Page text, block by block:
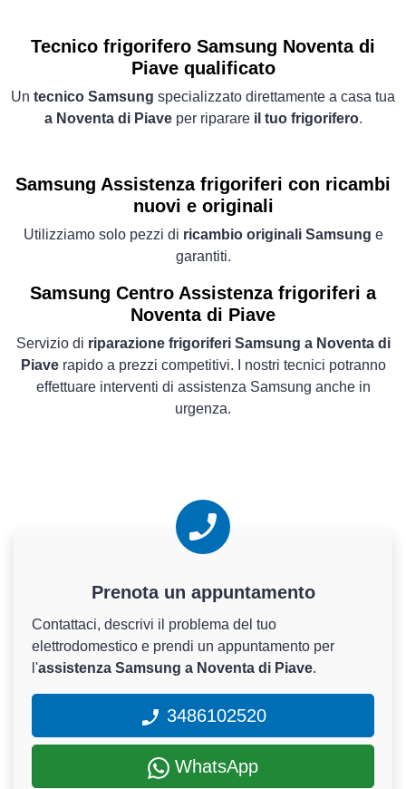
Tecnico frigorifero Samsung Noventa di
Piave qualificato
Un tecnico Samsung specializzato direttamente a casa tua
a Noventa di Piaveper riparare il tuo frigorifero.
Samsung Assistenza frigoriferi con ricambi
nuovi e originali
Utilizziamo solo pezzi di ricambio originali Samsung e
garantiti.
Samsung Centro Assistenza frigoriferi a
Noventa di Piave
Servizio di riparazione frigoriferi Samsung a Noventa di
Piaverapido a prezzi competitivi. I nostri tecnici potranno
effettuare interventi di assistenza Samsung anche in
urgenza.
Prenota un appuntamento
Contattaci, descrivi il problema del tuo
elettrodomestico e prendi un appuntamento per
l'assistenza Samsung a Noventa di Piave.
3486102520
WhatsApp